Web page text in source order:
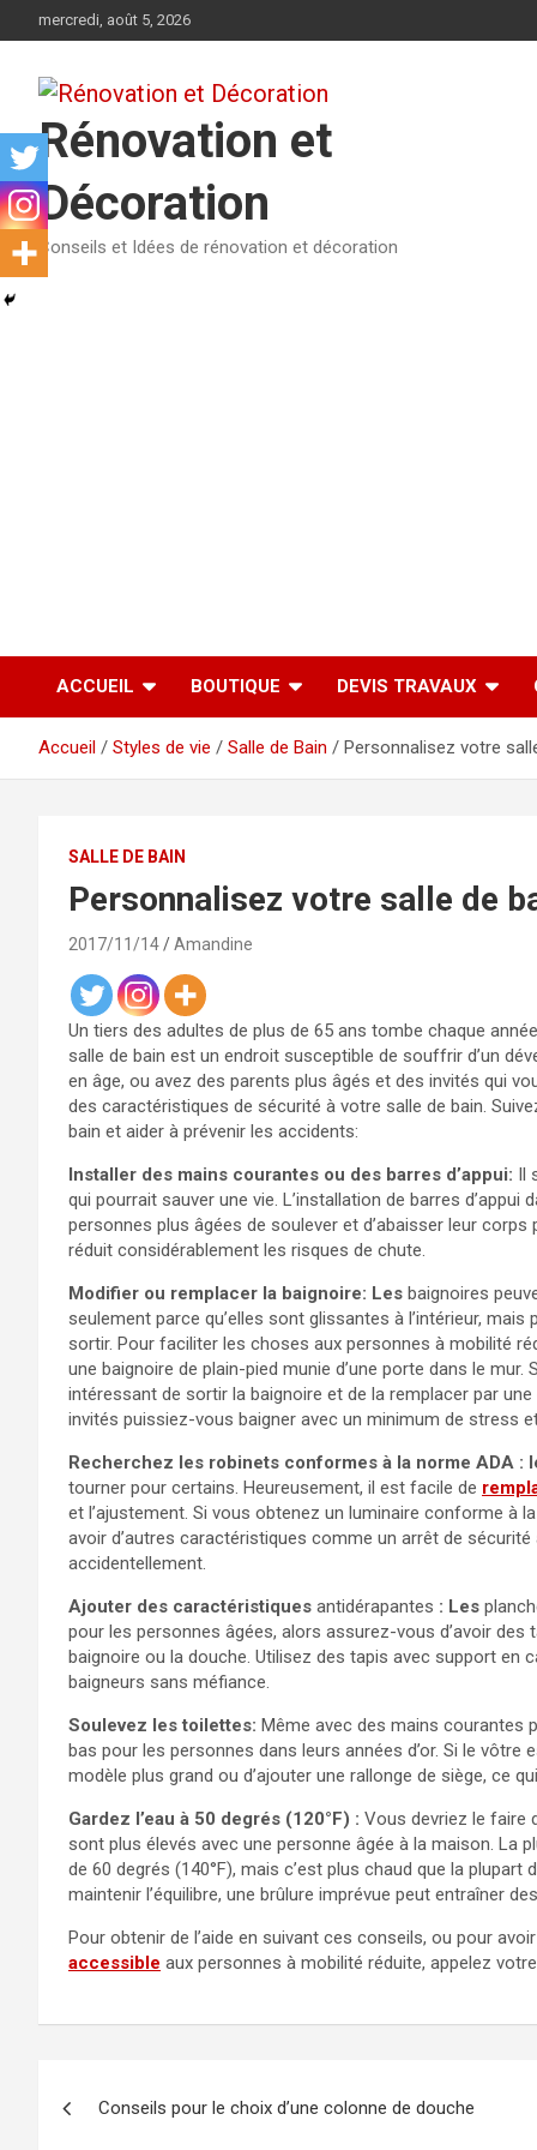
au
mercredi, août 5, 2026
Rénovation et
Décoration
Conseils et Idées de rénovation et décoration
ACCUEIL BOUTIQUE DEVIS TRAVAUX
Accueil Styles de vie Salle de Bain Personnalisez votre
SALLE DE BAIN
Personnalisez votre salle de
2017/11/14 Amandine
Un tiers des adultes de plus de 65 ans tombe chaque
salle de bain est un endroit susceptible de souffrir d’un
en âge, ou avez des parents plus âgés et des invités qui
des caractéristiques de sécurité à votre salle de bain.
bain et aider à prévenir les accidents:
Installer des mains courantes ou des barres d’appui: Il
qui pourrait sauver une vie. L’installation de barres
personnes plus âgées de soulever et d’abaisser leur
réduit considérablement les risques de chute.
Modifier ou remplacer la baignoire: Les baignoires
seulement parce qu’elles sont glissantes à l’intérieur,
sortir. Pour faciliter les choses aux personnes à mobilité
une baignoire de plain-pied munie d’une porte dans le
intéressant de sortir la baignoire et de la remplacer par
invités puissiez-vous baigner avec un minimum de stress
Recherchez les robinets conformes à la norme ADA :
tourner pour certains. Heureusement, il est facile de
et l’ajustement. Si vous obtenez un luminaire conforme à
avoir d’autres caractéristiques comme un arrêt de sécurité
accidentellement.
Ajouter des caractéristiques antidérapantes : Les
pour les personnes âgées, alors assurez-vous d’avoir
baignoire ou la douche. Utilisez des tapis avec support en
baigneurs sans méfiance.
Soulevez les toilettes: Même avec des mains courantes
bas pour les personnes dans leurs années d’or. Si le
modèle plus grand ou d’ajouter une rallonge de siège, ce
Gardez l’eau à 50 degrés (120°F) : Vous devriez le faire
sont plus élevés avec une personne âgée à la maison.
de 60 degrés (140°F), mais c’est plus chaud que la
maintenir l’équilibre, une brûlure imprévue peut entraîner
Pour obtenir de l’aide en suivant ces conseils, ou pour
accessible aux personnes à mobilité réduite, appelez
Conseils pour le choix d’une colonne de douche